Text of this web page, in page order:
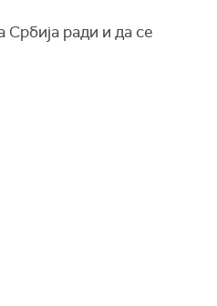
ради и да се